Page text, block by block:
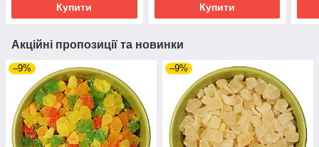
Купити Купити
Акційні пропозиції та новинки
–9% –9%